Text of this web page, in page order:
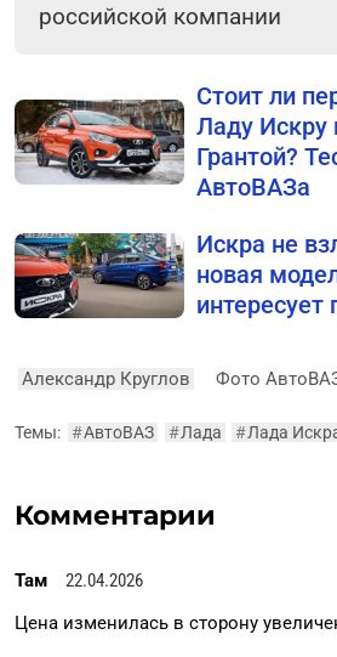
российской компании
Стоит ли
Ладу Искру
Грантой?
АвтоВАЗа
Искра не
новая
интересует
Александр Круглов Фото
Темы: #АвтоВАЗ #Лада #Лада
Комментарии
Там
22.04.2026
Цена изменилась в сторону